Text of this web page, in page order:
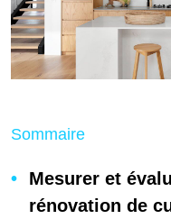
Sommaire
Mesurer et
rénovation de